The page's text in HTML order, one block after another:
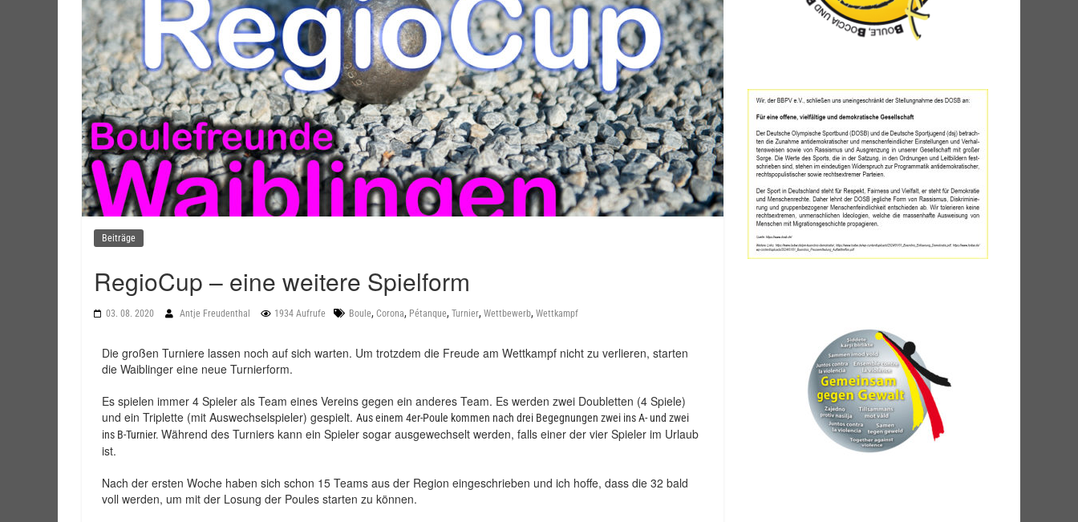
Beiträge
RegioCup – eine weitere Spielform
03. 08. 2020 Antje Freudenthal 1934 Aufrufe Boule, Corona, Pétanque, Turnier, Wettbewerb, Wettkampf
Die großen Turniere lassen noch auf sich warten. Um trotzdem die Freude am Wettkampf nicht zu verlieren, starten
die Waiblinger eine neue Turnierform.
Es spielen immer 4 Spieler als Team eines Vereins gegen ein anderes Team. Es werden zwei Doubletten (4 Spiele)
und ein Triplette (mit Auswechselspieler) gespielt. Aus einem 4er-Poule kommen nach drei Begegnungen zwei ins A- und zwei
ins B-Turnier. Während des Turniers kann ein Spieler sogar ausgewechselt werden, falls einer der vier Spieler im Urlaub
ist.
Nach der ersten Woche haben sich schon 15 Teams aus der Region eingeschrieben und ich hoffe, dass die 32 bald
voll werden, um mit der Losung der Poules starten zu können.